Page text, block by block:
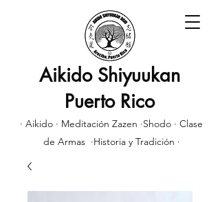
Aikido Shiyuukan
Puerto Rico
· Aikido · Meditación Zazen ·Shodo · Clase
de Armas ·Historia y Tradición ·